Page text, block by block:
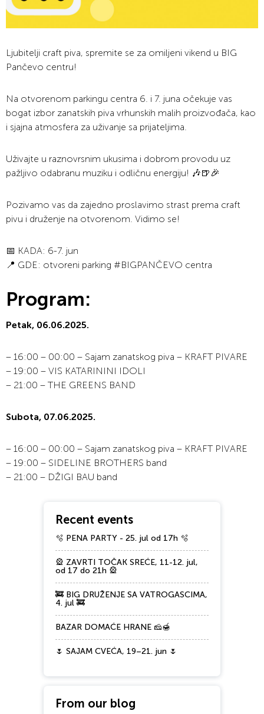
Ljubitelji craft piva, spremite se za omiljeni vikend u BIG
Pančevo centru!
Na otvorenom parkingu centra 6. i 7. juna očekuje vas
bogat izbor zanatskih piva vrhunskih malih proizvođača, kao
i sjajna atmosfera za uživanje sa prijateljima.
Uživajte u raznovrsnim ukusima i dobrom provodu uz
pažljivo odabranu muziku i odličnu energiju! 🎶🍺🎉
Pozivamo vas da zajedno proslavimo strast prema craft
pivu i druženje na otvorenom. Vidimo se!
📅 KADA: 6-7. jun
📍 GDE: otvoreni parking #BIGPANČEVO centra
Program:
Petak, 06.06.2025.
– 16:00 – 00:00 – Sajam zanatskog piva – KRAFT PIVARE
– 19:00 – VIS KATARININI IDOLI
– 21:00 – THE GREENS BAND
Subota, 07.06.2025.
– 16:00 – 00:00 – Sajam zanatskog piva – KRAFT PIVARE
– 19:00 – SIDELINE BROTHERS band
– 21:00 – DŽIGI BAU band
Recent events
🫧 PENA PARTY - 25. jul od 17h 🫧
🎡 ZAVRTI TOČAK SREĆE, 11-12. jul,
od 17 do 21h 🎡
🚒 BIG DRUŽENJE SA VATROGASCIMA,
4. jul 🚒
BAZAR DOMAĆE HRANE 🧀🍯
🌷 SAJAM CVEĆA, 19–21. jun 🌷
From our blog